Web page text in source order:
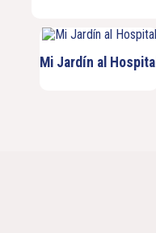
Mi Jardín al Hospital